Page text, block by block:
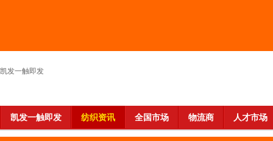
凯发一触即发
凯发一触即发 纺织资讯 全国市场 物流商 人才市场